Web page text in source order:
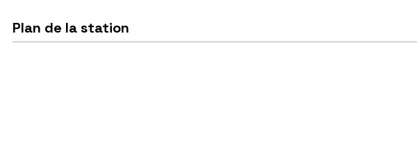
Plan de la station